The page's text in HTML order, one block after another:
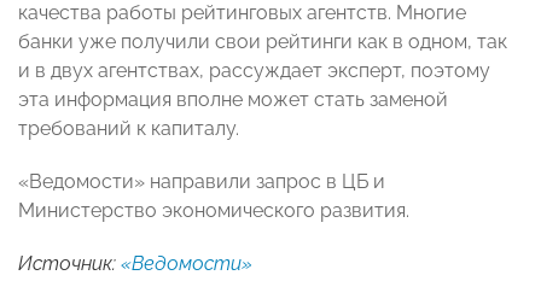
качества работы рейтинговых агентств. Многие
банки уже получили свои рейтинги как в одном, так
и в двух агентствах, рассуждает эксперт, поэтому
эта информация вполне может стать заменой
требований к капиталу.
«Ведомости» направили запрос в ЦБ и
Министерство экономического развития.
Источник: «Ведомости»